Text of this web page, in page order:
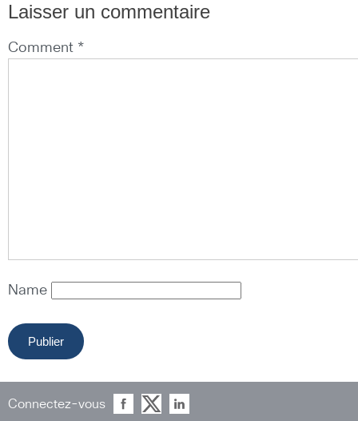
Laisser un commentaire
Comment *
Name
Connectez-vous